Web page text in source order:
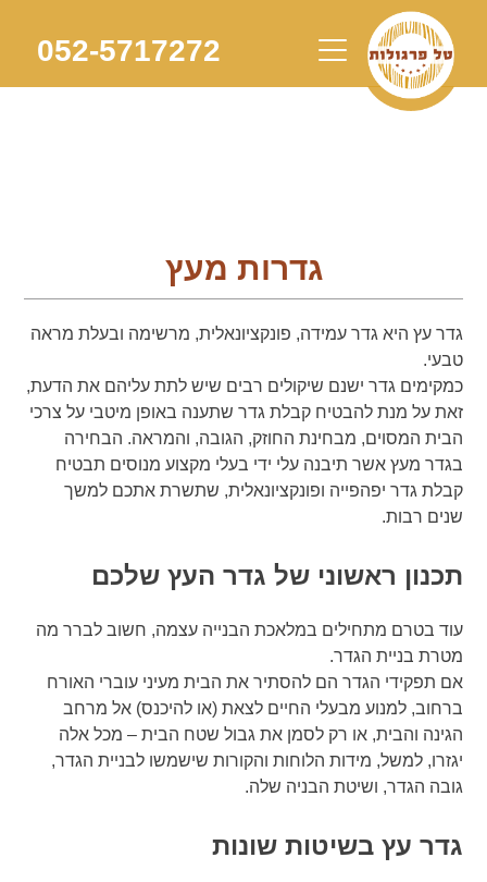
content
052-5717272
גדרות מעץ
גדר עץ היא גדר עמידה, פונקציונאלית, מרשימה ובעלת מראה
טבעי.
כמקימים גדר ישנם שיקולים רבים שיש לתת עליהם את הדעת,
זאת על מנת להבטיח קבלת גדר שתענה באופן מיטבי על צרכי
הבית המסוים, מבחינת החוזק, הגובה, והמראה. הבחירה
בגדר מעץ אשר תיבנה עלי ידי בעלי מקצוע מנוסים תבטיח
קבלת גדר יפהפייה ופונקציונאלית, שתשרת אתכם למשך
שנים רבות.
תכנון ראשוני של גדר העץ שלכם
עוד בטרם מתחילים במלאכת הבנייה עצמה, חשוב לברר מה
מטרת בניית הגדר.
אם תפקידי הגדר הם להסתיר את הבית מעיני עוברי האורח
ברחוב, למנוע מבעלי החיים לצאת (או להיכנס) אל מרחב
הגינה והבית, או רק לסמן את גבול שטח הבית – מכל אלה
יגזרו, למשל, מידות הלוחות והקורות שישמשו לבניית הגדר,
גובה הגדר, ושיטת הבניה שלה.
גדר עץ בשיטות שונות